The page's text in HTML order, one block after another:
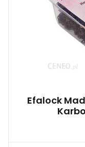
Efalock